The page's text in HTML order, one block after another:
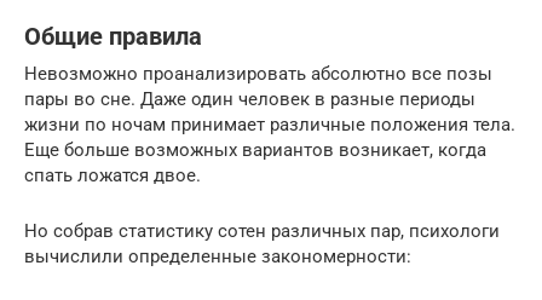
Общие правила
Невозможно проанализировать абсолютно все позы
пары во сне. Даже один человек в разные периоды
жизни по ночам принимает различные положения тела.
Еще больше возможных вариантов возникает, когда
спать ложатся двое.
Но собрав статистику сотен различных пар, психологи
вычислили определенные закономерности: